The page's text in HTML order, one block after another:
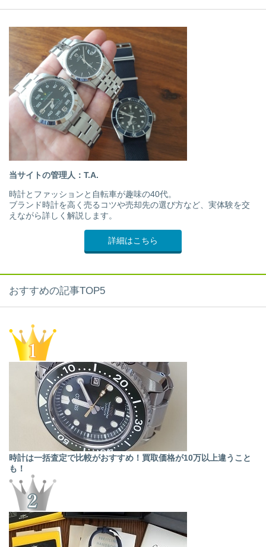
当サイトの管理人：T.A.
時計とファッションと自転車が趣味の40代。
ブランド時計を高く売るコツや売却先の選び方など、実体験を交
えながら詳しく解説します。
詳細はこちら
おすすめの記事TOP5
時計は一括査定で比較がおすすめ！買取価格が10万以上違うこと
も！